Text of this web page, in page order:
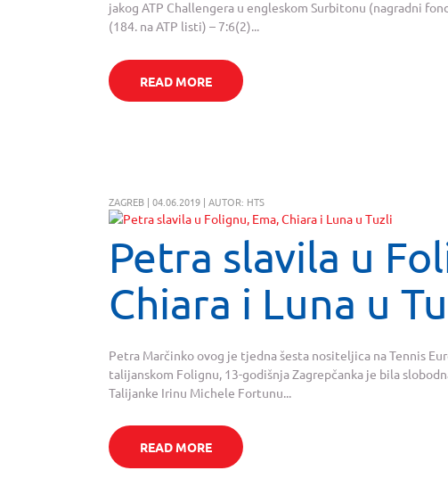
jakog ATP Challengera u engleskom Surbitonu (nagradni
(184. na ATP listi) – 7:6(2)...
READ MORE
ZAGREB | 04.06.2019 | AUTOR: HTS
Petra slavila u
Chiara i Luna u
Petra Marčinko ovog je tjedna šesta nositeljica na Tennis
talijanskom Folignu, 13-godišnja Zagrepčanka je bila
Talijanke Irinu Michele Fortunu...
READ MORE